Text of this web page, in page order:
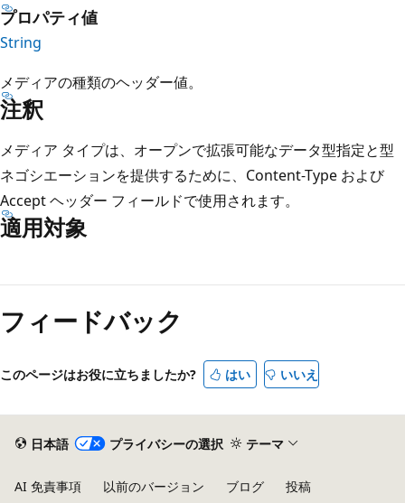
プロパティ値
String
メディアの種類のヘッダー値。
注釈
メディア タイプは、オープンで拡張可能なデータ型指定と型
ネゴシエーションを提供するために、Content-Type および
Accept ヘッダー フィールドで使用されます。
適用対象
み
取
モ
ド
フィードバック
このページはお役に立ちましたか? はい いいえ
日本語 プライバシーの選択 テーマ
AI 免責事項 以前のバージョン ブログ 投稿